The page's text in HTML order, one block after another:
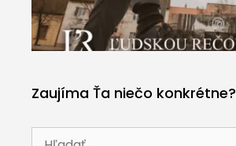
Zaujíma Ťa niečo konkrétne?